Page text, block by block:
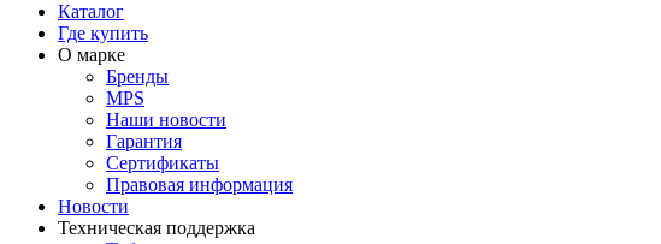
Каталог
Где купить
О марке
Бренды
MPS
Наши новости
Гарантия
Сертификаты
Правовая информация
Новости
Техническая поддержка